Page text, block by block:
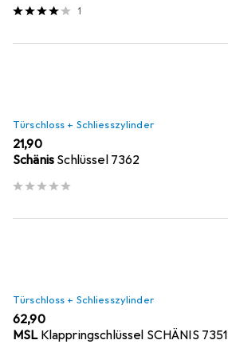
1
Türschloss + Schliesszylinder
EUR
21,90
Schänis Schlüssel 7362
Türschloss + Schliesszylinder
EUR
62,90
MSL Klappringschlüssel SCHÄNIS 7351